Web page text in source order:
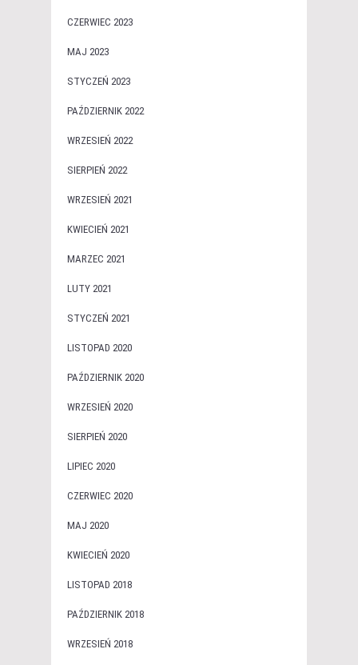
CZERWIEC 2023
MAJ 2023
STYCZEŃ 2023
PAŹDZIERNIK 2022
WRZESIEŃ 2022
SIERPIEŃ 2022
WRZESIEŃ 2021
KWIECIEŃ 2021
MARZEC 2021
LUTY 2021
STYCZEŃ 2021
LISTOPAD 2020
PAŹDZIERNIK 2020
WRZESIEŃ 2020
SIERPIEŃ 2020
LIPIEC 2020
CZERWIEC 2020
MAJ 2020
KWIECIEŃ 2020
LISTOPAD 2018
PAŹDZIERNIK 2018
WRZESIEŃ 2018